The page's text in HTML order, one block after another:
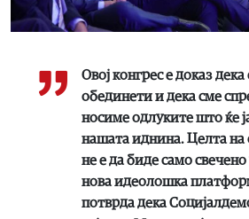
Овој конгрес е доказ
обединети и дека сме
носиме одлуките што ќе
нашата иднина. Целта на
не е да биде само свечено
нова идеолошка
потврда дека